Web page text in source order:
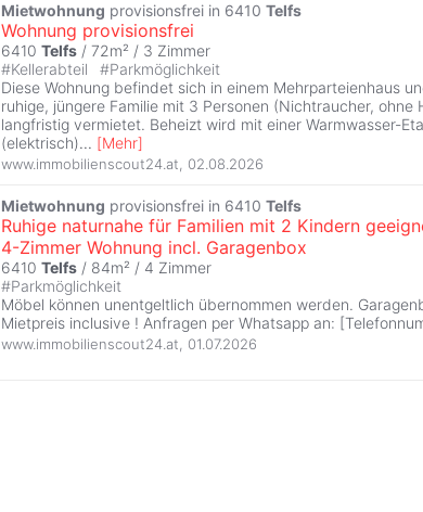
Mietwohnung provisionsfrei in 6410 Telfs
Wohnung provisionsfrei
6410 Telfs / 72m² / 3 Zimmer
#Kellerabteil #Parkmöglichkeit
Diese Wohnung befindet sich in einem Mehrparteienhaus
ruhige, jüngere Familie mit 3 Personen (Nichtraucher, ohne
langfristig vermietet. Beheizt wird mit einer Warmwasser-
(elektrisch)... [Mehr]
www.immobilienscout24.at 02.08.2026
Mietwohnung provisionsfrei in 6410 Telfs
Ruhige naturnahe für Familien mit 2 Kindern
4-Zimmer Wohnung incl. Garagenbox
6410 Telfs / 84m² / 4 Zimmer
#Parkmöglichkeit
Möbel können unentgeltlich übernommen werden.
Mietpreis inclusive ! Anfragen per Whatsapp an:
www.immobilienscout24.at 01.07.2026